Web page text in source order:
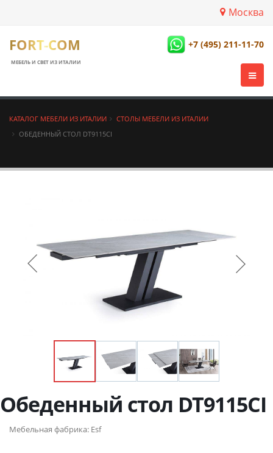
Москва
FORT-COM
МЕБЕЛЬ И СВЕТ ИЗ ИТАЛИИ
+7 (495) 211-11-70
КАТАЛОГ МЕБЕЛИ ИЗ ИТАЛИИ
СТОЛЫ МЕБЕЛИ ИЗ ИТАЛИИ
ОБЕДЕННЫЙ СТОЛ DT9115CI
Обеденный стол DT9115CI
Мебельная фабрика: Esf